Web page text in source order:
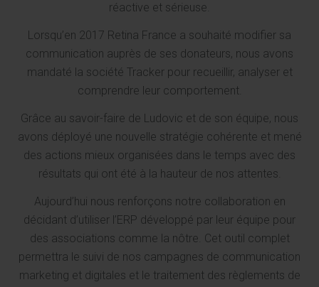
réactive et sérieuse.
Lorsqu’en 2017 Retina France a souhaité modifier sa
communication auprès de ses donateurs, nous avons
mandaté la société Tracker pour recueillir, analyser et
comprendre leur comportement.
Grâce au savoir-faire de Ludovic et de son équipe, nous
avons déployé une nouvelle stratégie cohérente et mené
des actions mieux organisées dans le temps avec des
résultats qui ont été à la hauteur de nos attentes.
Aujourd’hui nous renforçons notre collaboration en
décidant d’utiliser l’ERP développé par leur équipe pour
des associations comme la nôtre. Cet outil complet
permettra le suivi de nos campagnes de communication
marketing et digitales et le traitement des règlements de